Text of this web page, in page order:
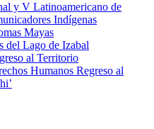
y V Latinoamericano de
Indígenas
Mayas
del Lago de Izabal
al Territorio
Humanos Regreso al